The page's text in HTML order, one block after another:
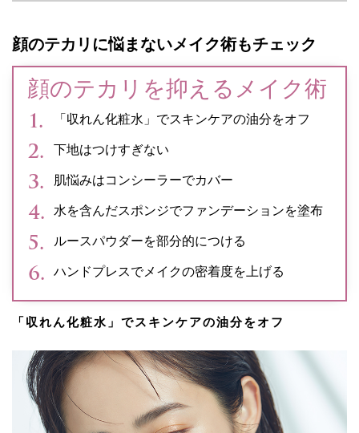
顔のテカリに悩まないメイク術もチェック
顔のテカリを抑えるメイク術
「収れん化粧水」でスキンケアの油分をオフ
下地はつけすぎない
肌悩みはコンシーラーでカバー
水を含んだスポンジでファンデーションを塗布
ルースパウダーを部分的につける
ハンドプレスでメイクの密着度を上げる
「収れん化粧水」でスキンケアの油分をオフ